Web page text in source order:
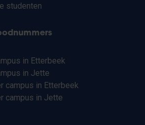
studenten
in Etterbeek
in Jette
campus in Etterbeek
campus in Jette